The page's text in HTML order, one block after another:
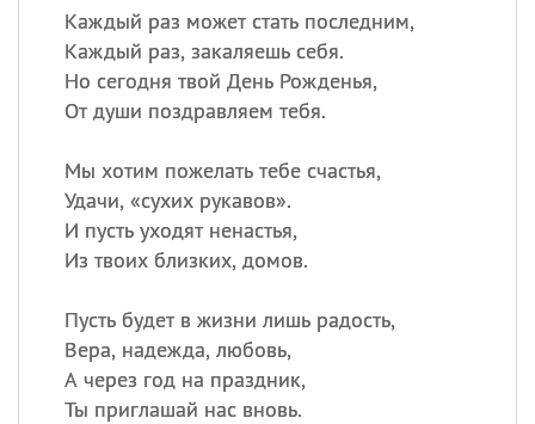
Каждый раз может стать последним,
Каждый раз, закаляешь себя.
Но сегодня твой День Рожденья,
От души поздравляем тебя.
Мы хотим пожелать тебе счастья,
Удачи, «сухих рукавов».
И пусть уходят ненастья,
Из твоих близких, домов.
Пусть будет в жизни лишь радость,
Вера, надежда, любовь,
А через год на праздник,
Ты приглашай нас вновь.